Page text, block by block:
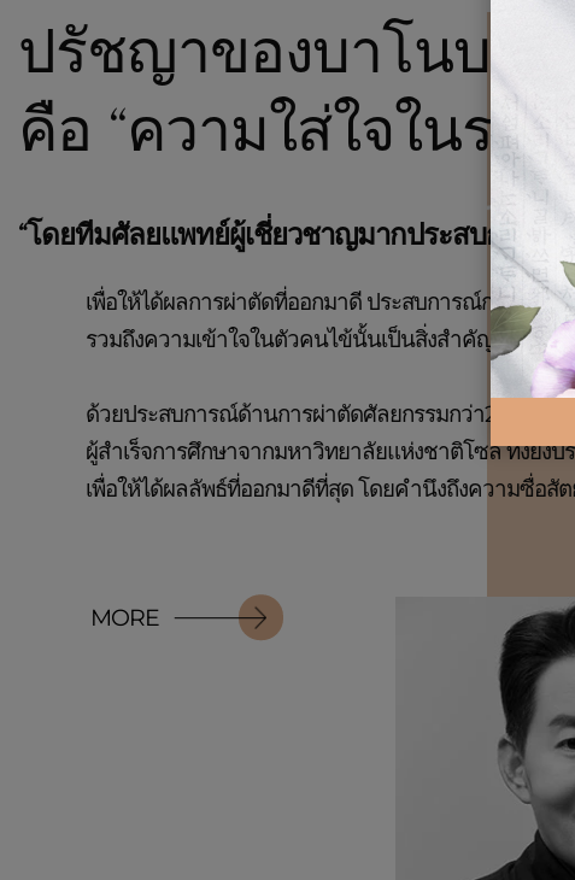
ปรัชญาของบาโนบากิ
คือ “ความใส่ใจในราย
“โดยทีมศัลยแพทย์ผู้เชี่ยวชาญมากประสบการณ์”
เพื่อให้ได้ผลการผ่าตัดที่ออกมาดี ประสบการณ์การผ่าตั
รวมถึงความเข้าใจในตัวคนไข้นั้นเป็นสิ่งสำคัญ
ด้วยประสบการณ์ด้านการผ่าตัดศัลยกรรมกว่า20ปี ของ
ผู้สำเร็จการศึกษาจากมหาวิทยาลัยแห่งชาติโซล ทั้งยัง
เพื่อให้ได้ผลลัพธ์ที่ออกมาดีที่สุด โดยคำนึงถึงความซื่อ
MORE